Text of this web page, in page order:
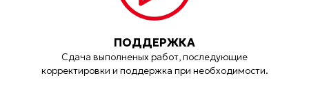
ПОДДЕРЖКА
Сдача выполненых работ, последующие
корректировки и поддержка при необходимости.